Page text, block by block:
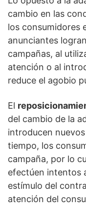
cambio en las
los consumidores
anunciantes
campañas, al
atención o al
reduce el agobio
El
del cambio de la
introducen
tiempo, los
campaña, por lo
efectúen intentos
estímulo del
atención del